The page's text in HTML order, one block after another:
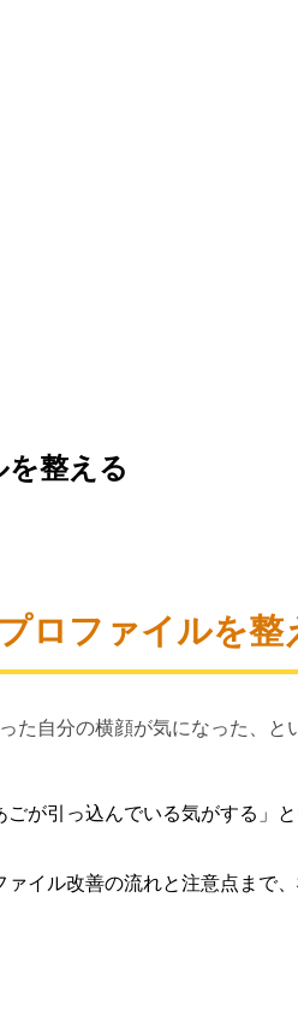
整える
ロファイルを整
自分の横顔が気になった、と
が引っ込んでいる気がする」
イル改善の流れと注意点まで